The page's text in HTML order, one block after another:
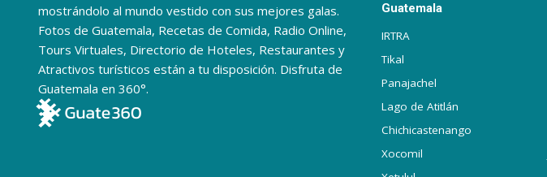
mostrándolo al mundo vestido con sus mejores galas.
Fotos de Guatemala, Recetas de Comida, Radio Online,
Tours Virtuales, Directorio de Hoteles, Restaurantes y
Atractivos turísticos están a tu disposición. Disfruta de
Guatemala en 360°.
Guatemala
IRTRA
Tikal
Panajachel
Lago de Atitlán
Chichicastenango
Xocomil